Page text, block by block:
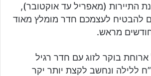
התיירות (מאפריל עד אוקטובר),
להבטיח לעצמכם חדר מומלץ מאוד
בוקר לזוג עם חדר רגיל
מ-600 ש”ח ללילה ונחשב לקצת יותר יקר